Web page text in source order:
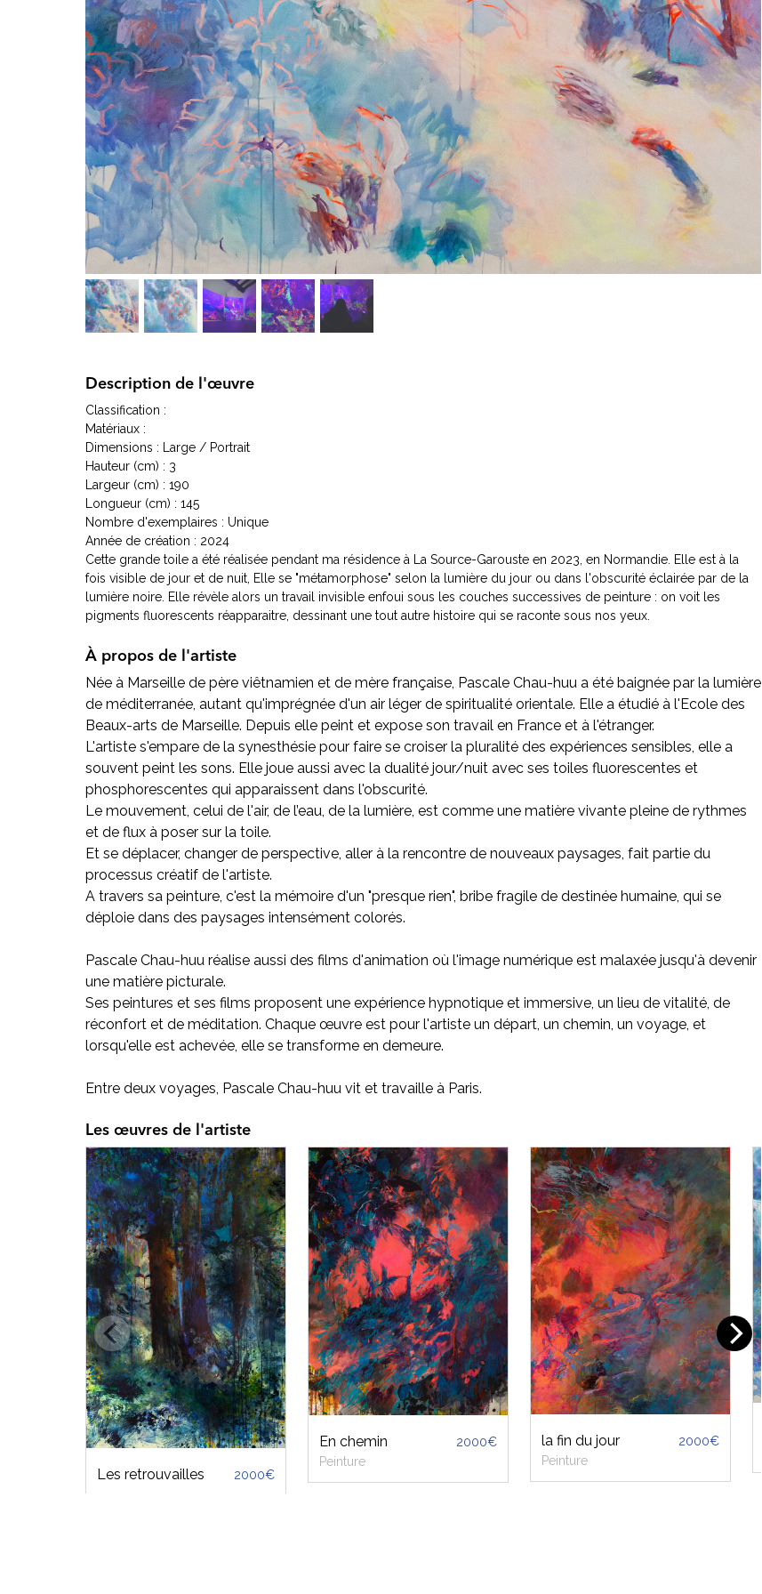
Description de l'œuvre
Classification :
Matériaux :
Dimensions : Large / Portrait
Hauteur (cm) : 3
Largeur (cm) : 190
Longueur (cm) : 145
Nombre d'exemplaires : Unique
Année de création : 2024
Cette grande toile a été réalisée pendant ma résidence à La Source-Garouste en 2023, en Normandie. Elle est à la
fois visible de jour et de nuit, Elle se "métamorphose" selon la lumière du jour ou dans l'obscurité éclairée par de la
lumière noire. Elle révèle alors un travail invisible enfoui sous les couches successives de peinture : on voit les
pigments fluorescents réapparaitre, dessinant une tout autre histoire qui se raconte sous nos yeux.
À propos de l'artiste
Née à Marseille de père viêtnamien et de mère française, Pascale Chau-huu a été baignée par la lumière
de méditerranée, autant qu'imprégnée d'un air léger de spiritualité orientale. Elle a étudié à l'Ecole des
Beaux-arts de Marseille. Depuis elle peint et expose son travail en France et à l'étranger.
L'artiste s'empare de la synesthésie pour faire se croiser la pluralité des expériences sensibles, elle a
souvent peint les sons. Elle joue aussi avec la dualité jour/nuit avec ses toiles fluorescentes et
phosphorescentes qui apparaissent dans l'obscurité.
Le mouvement, celui de l'air, de l’eau, de la lumière, est comme une matière vivante pleine de rythmes
et de flux à poser sur la toile.
Et se déplacer, changer de perspective, aller à la rencontre de nouveaux paysages, fait partie du
processus créatif de l'artiste.
A travers sa peinture, c'est la mémoire d'un "presque rien", bribe fragile de destinée humaine, qui se
déploie dans des paysages intensément colorés.
Pascale Chau-huu réalise aussi des films d'animation où l'image numérique est malaxée jusqu'à devenir
une matière picturale.
Ses peintures et ses films proposent une expérience hypnotique et immersive, un lieu de vitalité, de
réconfort et de méditation. Chaque œuvre est pour l'artiste un départ, un chemin, un voyage, et
lorsqu'elle est achevée, elle se transforme en demeure.
Entre deux voyages, Pascale Chau-huu vit et travaille à Paris.
Les œuvres de l'artiste
Les retrouvailles 2000€
En chemin
Peinture
2000€ la fin du jour
Peinture
2000€